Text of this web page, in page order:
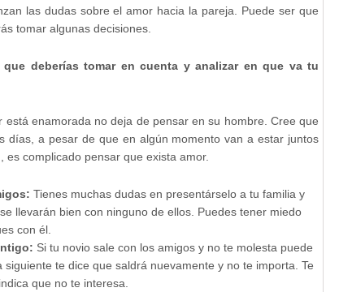
las dudas sobre el amor hacia la pareja. Puede ser que
tomar algunas decisiones.
que deberías tomar en cuenta y analizar en que va tu
está enamorada no deja de pensar en su hombre. Cree que
días, a pesar de que en algún momento van a estar juntos
complicado pensar que exista amor.
Tienes muchas dudas en presentárselo a tu familia y
llevarán bien con ninguno de ellos. Puedes tener miedo
con él.
Si tu novio sale con los amigos y no te molesta puede
te dice que saldrá nuevamente y no te importa. Te
que no te interesa.